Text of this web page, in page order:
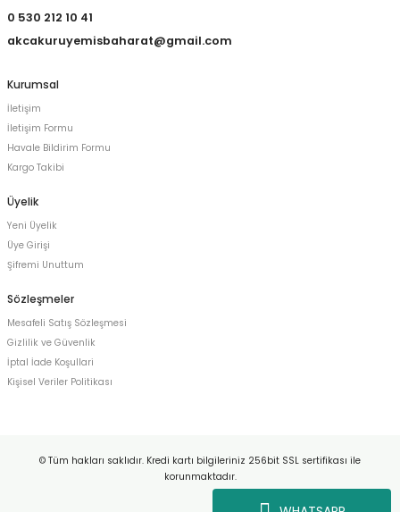
0 530 212 10 41
akcakuruyemisbaharat@gmail.com
Kurumsal
İletişim
İletişim Formu
Havale Bildirim Formu
Kargo Takibi
Üyelik
Yeni Üyelik
Üye Girişi
Şifremi Unuttum
Sözleşmeler
Mesafeli Satış Sözleşmesi
Gizlilik ve Güvenlik
İptal İade Koşullari
Kişisel Veriler Politikası
© Tüm hakları saklıdır. Kredi kartı bilgileriniz 256bit SSL sertifikası ile
korunmaktadır.